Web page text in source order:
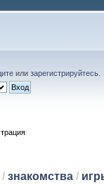
или зарегистрируйтесь
/ знакомства/